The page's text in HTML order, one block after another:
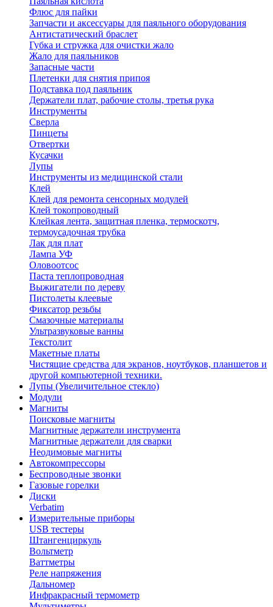
Флюс для пайки
Запчасти и аксессуары для паяльного оборудования
Антистатический браслет
Губка и стружка для очистки жало
Жало для паяльников
Запасные части
Плетенки для снятия припоя
Подставка под паяльник
Держатели плат, рабочие столы, третья рука
Инструменты
Сверла
Пинцеты
Отвертки
Кусачки
Лупы
Инструменты из медицинской стали
Клей
Клей для ремонта сенсорных модулей
Клей токопроводный
Клейкая лента, защитная пленка, термоскотч,
термоусадочная трубка
Лак для плат
Лампа УФ
Оловоотсос
Паста теплопроводная
Выжигатели по дереву
Пистолеты клеевые
Фиксатор резьбы
Смазочные материалы
Ультразвуковые ванны
Текстолит
Макетные платы
Чистящие средства для экранов, ноутбуков, планшетов и
другой компьютерной техники.
Лупы (Увеличительное стекло)
Модули
Магниты
Поисковые магниты
Магнитные держатели инструмента
Магнитные держатели для сварки
Неодимовые магниты
Автокомпрессоры
Беспроводные звонки
Газовые горелки
Диски
Verbatim
Измерительные приборы
USB тестеры
Штангенциркуль
Вольтметр
Ваттметры
Реле напряжения
Дальномер
Инфракрасный термометр